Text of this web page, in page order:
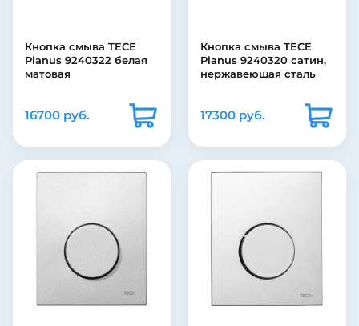
Кнопка смыва TECE
Planus 9240322 белая
матовая
16700 руб.
Кнопка смыва TECE
Planus 9240320 сатин,
нержавеющая сталь
17300 руб.